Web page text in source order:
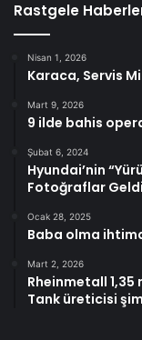
Rastgele
Nisan 1, 2026
Karaca, Servis
Mart 9, 2026
9 ilde bahis
Şubat 6, 2024
Hyundai’nin
Fotoğraflar Geldi
Ocak 28, 2025
Baba olma
Mart 2, 2026
Rheinmetall
Tank üreticisi